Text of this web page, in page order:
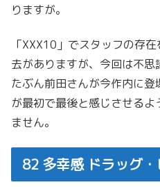
りますが。
「XXX10」でスタッフの存
去がありますが、今回は不思
たぶん前田さんが今作内に
が最初で最後と感じさせる
ません。
82 多幸感 ドラッグ・